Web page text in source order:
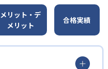
メリット・デ
メリット
合格実績